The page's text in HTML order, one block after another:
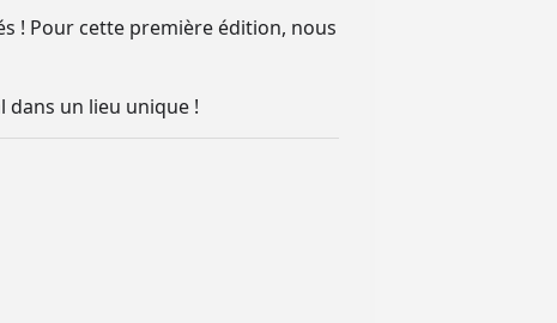
! Pour cette première édition, nous
dans un lieu unique !